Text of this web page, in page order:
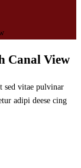
Canal View
sed vitae pulvinar
adipi deese cing